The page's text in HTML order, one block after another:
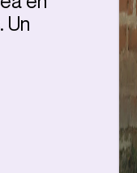
Un